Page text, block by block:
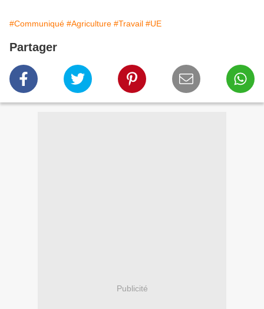
#Communiqué #Agriculture #Travail #UE
Partager
Publicité